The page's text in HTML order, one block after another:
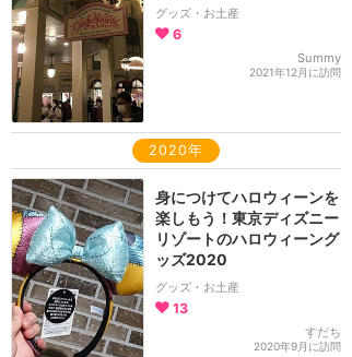
グッズ・お土産
6
Summy
2021年12月に訪問
2020年
身につけてハロウィーンを
楽しもう！東京ディズニー
リゾートのハロウィーング
ッズ2020
グッズ・お土産
13
すだち
2020年9月に訪問